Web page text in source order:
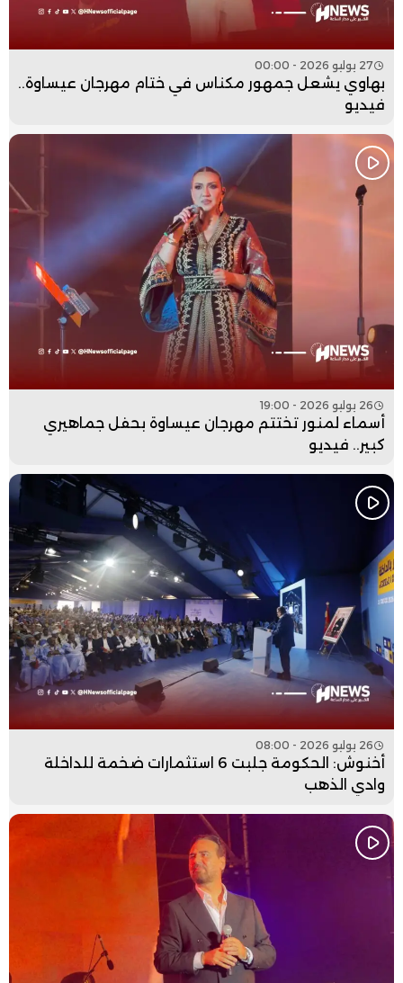
27 يوليو 2026 - 00:00
بهاوي يشعل جمهور مكناس في ختام مهرجان عيساوة..
فيديو
26 يوليو 2026 - 19:00
أسماء لمنور تختتم مهرجان عيساوة بحفل جماهيري
كبير.. فيديو
26 يوليو 2026 - 08:00
أخنوش: الحكومة جلبت 6 استثمارات ضخمة للداخلة
وادي الذهب